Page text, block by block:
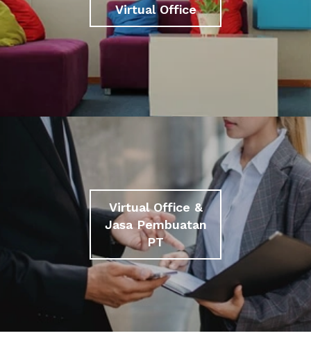
Virtual Office
Virtual Office &
Jasa Pembuatan
PT